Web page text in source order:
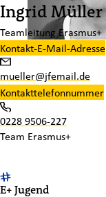
Ingrid Müller
Teamleitung Erasmus+
Kontakt-E-Mail-Adresse
mueller@jfemail.de
Kontakttelefonnummer
0228 9506-227
Team Erasmus+
E+ Jugend